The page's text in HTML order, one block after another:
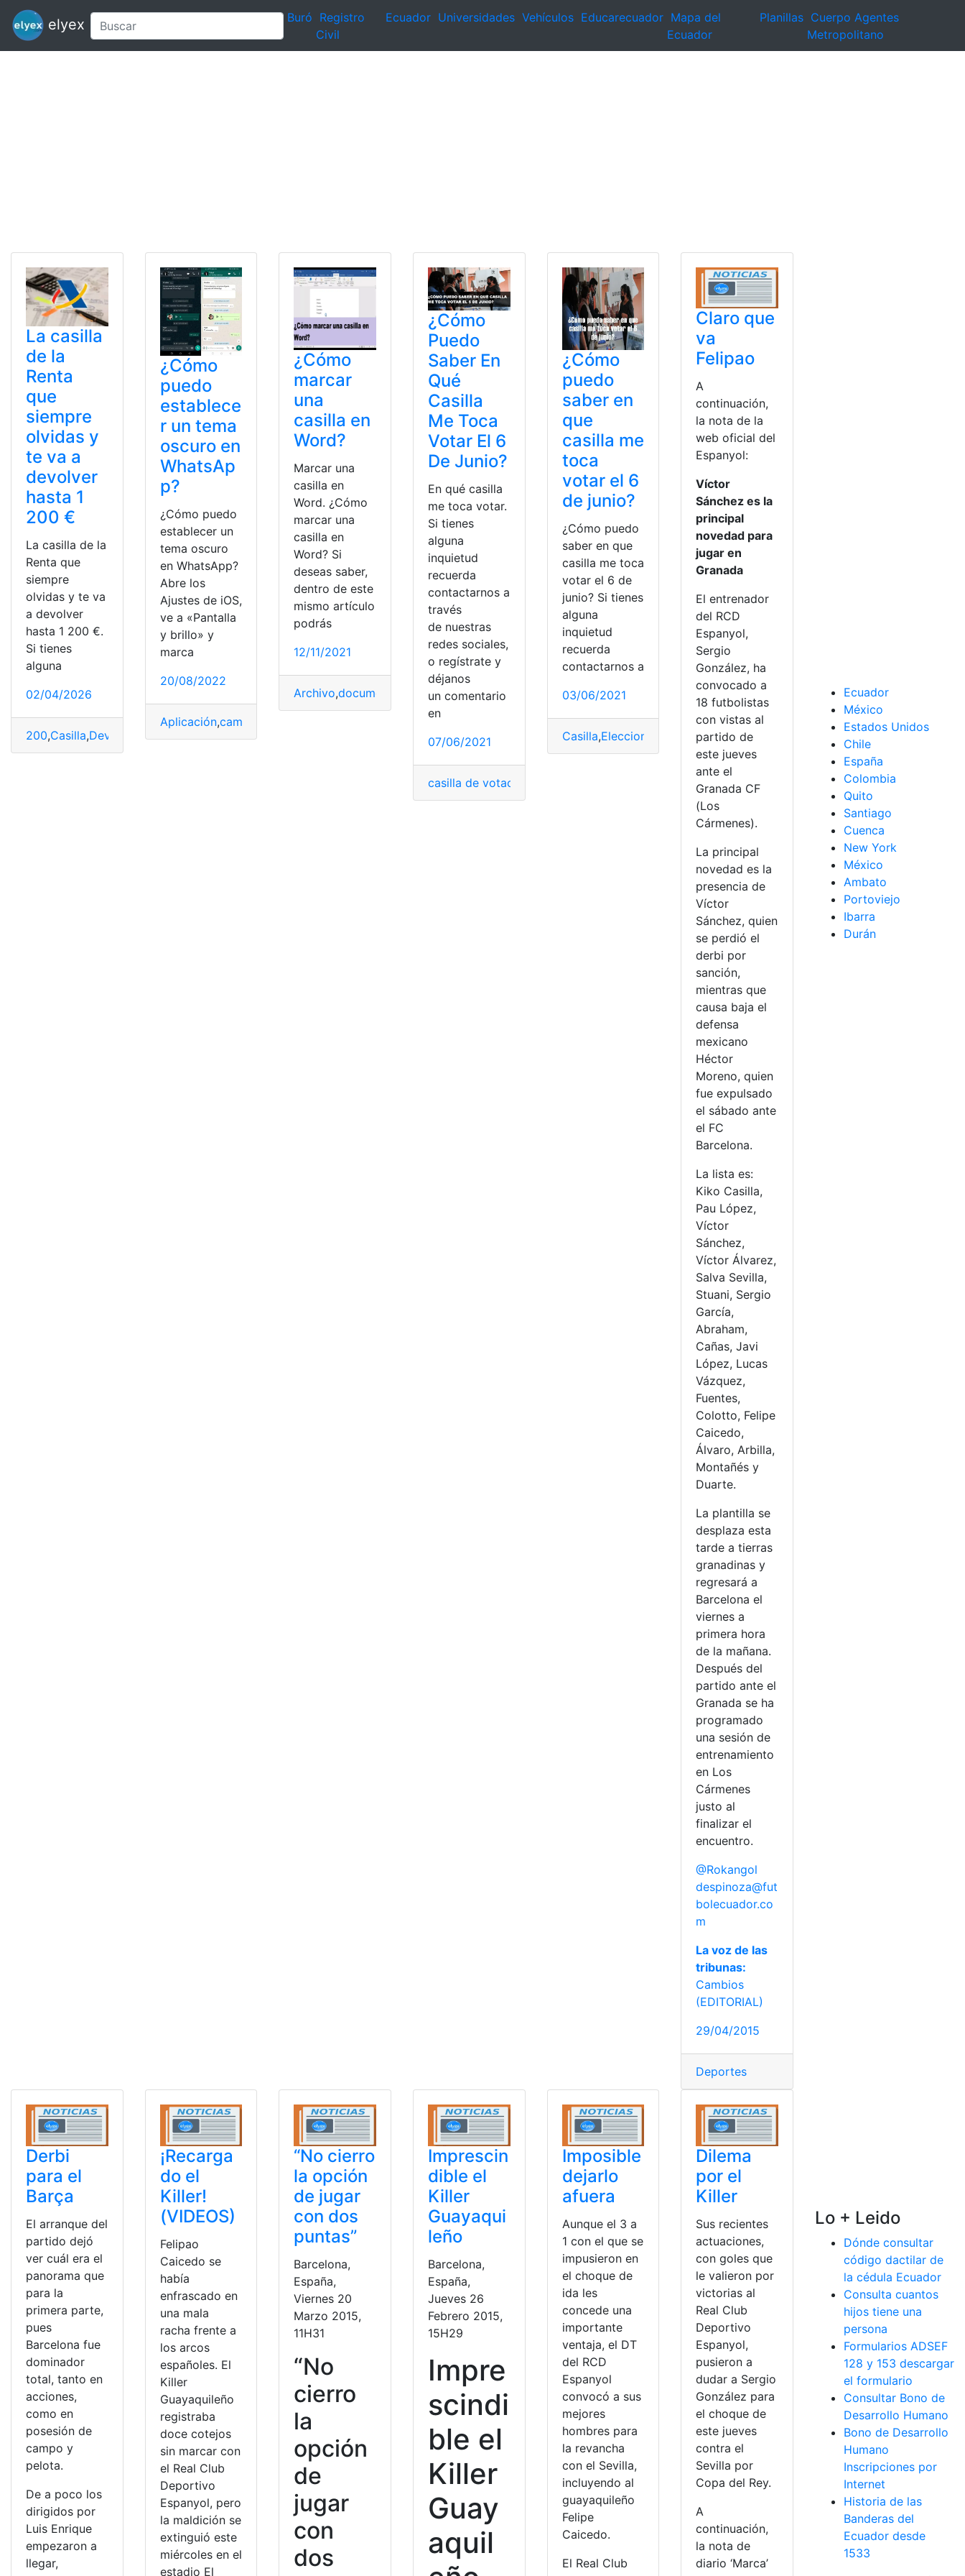
elyex Buró Registro
Civil
Ecuador Universidades Vehículos Educarecuador Mapa del
Ecuador
Planillas Cuerpo Agentes
Metropolitano
La casilla
de la
Renta
que
siempre
olvidas y
te va a
devolver
hasta 1
200 €
La casilla de la
Renta que
siempre
olvidas y te va
a devolver
hasta 1 200 €.
Si tienes
alguna
02/04/2026
200,Casilla,Devolver España,olvidas,Renta
¿Cómo
puedo
establece
r un tema
oscuro en
WhatsAp
p?
¿Cómo puedo
establecer un
tema oscuro
en WhatsApp?
Abre los
Ajustes de iOS,
ve a «Pantalla
y brillo» y
marca
20/08/2022
Aplicación,cambio ,iPhone Whatsapp
¿Cómo
marcar
una
casilla en
Word?
Marcar una
casilla en
Word. ¿Cómo
marcar una
casilla en
Word? Si
deseas saber,
dentro de este
mismo artículo
podrás
12/11/2021
Archivo,documentación documento,documento word,formatos herramientas de word ,marcar una casilla,microsoft word
¿Cómo
Puedo
Saber En
Qué
Casilla
Me Toca
Votar El 6
De Junio?
En qué casilla
me toca votar.
Si tienes
alguna
inquietud
recuerda
contactarnos a
través
de nuestras
redes sociales,
o regístrate y
déjanos
un comentario
en
07/06/2021
casilla de votación Lugar de votación Puntos,puntos de votación
¿Cómo
puedo
saber en
que
casilla me
toca
votar el 6
de junio?
¿Cómo puedo
saber en que
casilla me toca
votar el 6 de
junio? Si tienes
alguna
inquietud
recuerda
contactarnos a
03/06/2021
Casilla,Elecciones México,Votar
Claro que
va
Felipao
A
continuación,
la nota de la
web oficial del
Espanyol:
Víctor
Sánchez es la
principal
novedad para
jugar en
Granada
El entrenador
del RCD
Espanyol,
Sergio
González, ha
convocado a
18 futbolistas
con vistas al
partido de
este jueves
ante el
Granada CF
(Los
Cármenes).
La principal
novedad es la
presencia de
Víctor
Sánchez, quien
se perdió el
derbi por
sanción,
mientras que
causa baja el
defensa
mexicano
Héctor
Moreno, quien
fue expulsado
el sábado ante
el FC
Barcelona.
La lista es:
Kiko Casilla,
Pau López,
Víctor
Sánchez,
Víctor Álvarez,
Salva Sevilla,
Stuani, Sergio
García,
Abraham,
Cañas, Javi
López, Lucas
Vázquez,
Fuentes,
Colotto, Felipe
Caicedo,
Álvaro, Arbilla,
Montañés y
Duarte.
La plantilla se
desplaza esta
tarde a tierras
granadinas y
regresará a
Barcelona el
viernes a
primera hora
de la mañana.
Después del
partido ante el
Granada se ha
programado
una sesión de
entrenamiento
en Los
Cármenes
justo al
finalizar el
encuentro.
@Rokangol
despinoza@fut
bolecuador.co
m
La voz de las
tribunas:
Cambios
(EDITORIAL)
29/04/2015
Deportes
Derbi
para el
Barça
El arranque del
partido dejó
ver cuál era el
panorama que
para la
primera parte,
pues
Barcelona fue
dominador
total, tanto en
acciones,
como en
posesión de
campo y
pelota.
De a poco los
dirigidos por
Luis Enrique
empezaron a
llegar,
¡Recarga
do el
Killer!
(VIDEOS)
Felipao
Caicedo se
había
enfrascado en
una mala
racha frente a
los arcos
españoles. El
Killer
Guayaquileño
registraba
doce cotejos
sin marcar con
el Real Club
Deportivo
Espanyol, pero
la maldición se
extinguió este
miércoles en el
estadio El
“No cierro
la opción
de jugar
con dos
puntas”
Barcelona,
España,
Viernes 20
Marzo 2015,
11H31
“No
cierro
la
opción
de
jugar
con
dos
Imprescin
dible el
Killer
Guayaqui
leño
Barcelona,
España,
Jueves 26
Febrero 2015,
15H29
Impre
scindi
ble el
Killer
Guay
aquil
Imposible
dejarlo
afuera
Aunque el 3 a
1 con el que se
impusieron en
el choque de
ida les
concede una
importante
ventaja, el DT
del RCD
Espanyol
convocó a sus
mejores
hombres para
la revancha
con el Sevilla,
incluyendo al
guayaquileño
Felipe
Caicedo.
El Real Club
Dilema
por el
Killer
Sus recientes
actuaciones,
con goles que
le valieron por
victorias al
Real Club
Deportivo
Espanyol,
pusieron a
dudar a Sergio
González para
el choque de
este jueves
contra el
Sevilla por
Copa del Rey.
A
continuación,
la nota de
diario ‘Marca’
Ecuador
México
Estados Unidos
Chile
España
Colombia
Quito
Santiago
Cuenca
New York
México
Ambato
Portoviejo
Ibarra
Durán
Lo + Leido
Dónde consultar
código dactilar de
la cédula Ecuador
Consulta cuantos
hijos tiene una
persona
Formularios ADSEF
128 y 153 descargar
el formulario
Consultar Bono de
Desarrollo Humano
Bono de Desarrollo
Humano
Inscripciones por
Internet
Historia de las
Banderas del
Ecuador desde
1533